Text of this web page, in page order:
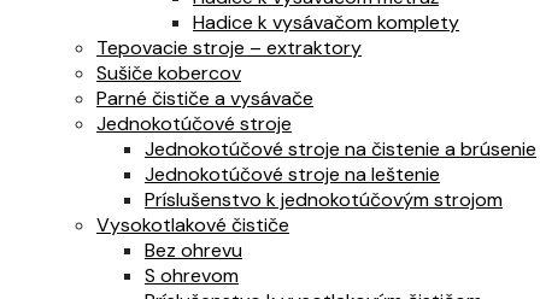
Hadice k vysávačom komplety
Tepovacie stroje – extraktory
Sušiče kobercov
Parné čističe a vysávače
Jednokotúčové stroje
Jednokotúčové stroje na čistenie a brúsenie
Jednokotúčové stroje na leštenie
Príslušenstvo k jednokotúčovým strojom
Vysokotlakové čističe
Bez ohrevu
S ohrevom